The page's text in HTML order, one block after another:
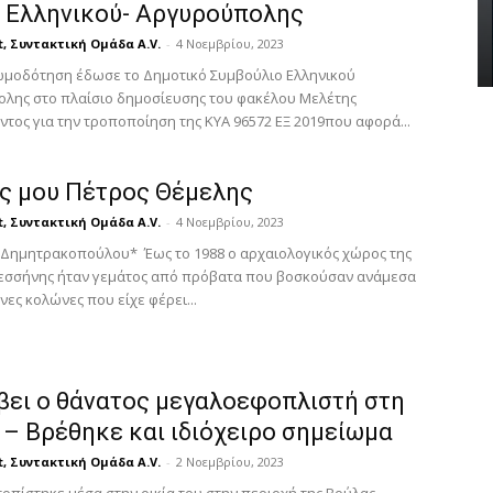
Αργυρούπολης
Συντακτική Ομάδα A.V. - 4 Νοεμβρίου, 2023
έδωσε το Δημοτικό Συμβούλιο Ελληνικού
στο πλαίσιο δημοσίευσης του φακέλου Μελέτης
για την τροποποίηση της ΚΥΑ 96572 ΕΞ 2019που αφορά...
μου Πέτρος Θέμελης
Συντακτική Ομάδα A.V. - 4 Νοεμβρίου, 2023
Δημητρακοπούλου* Έως το 1988 ο αρχαιολογικός χώρος της
ήταν γεμάτος από πρόβατα που βοσκούσαν ανάμεσα
κολώνες που είχε φέρει...
ο θάνατος μεγαλοεφοπλιστή στη
Βρέθηκε και ιδιόχειρο σημείωμα
Συντακτική Ομάδα A.V. - 2 Νοεμβρίου, 2023
-
Βούλας Βουλιαγμένης
AtticaCoast, Συντακτική Ομάδα A.V.
4 Μαρτίου, 2024